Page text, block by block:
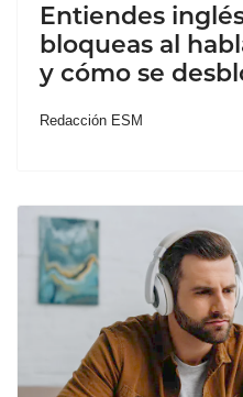
Entiendes
bloqueas al
y cómo se
Redacción ESM